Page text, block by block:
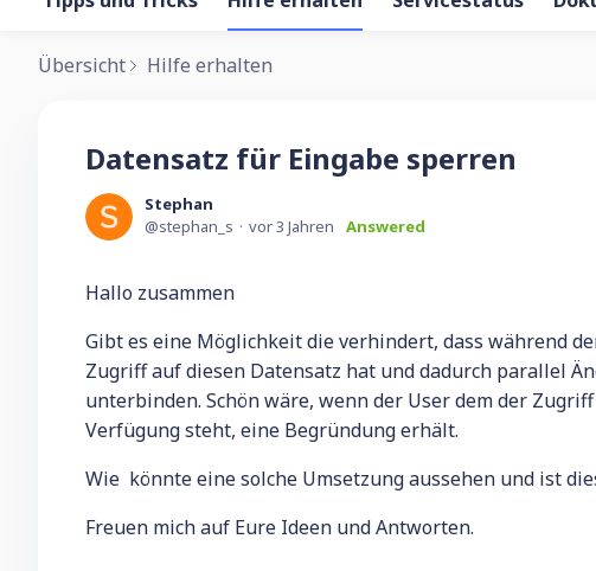
Übersicht Hilfe erhalten
Datensatz für Eingabe sperren
Stephan
stephan_s
vor 3 Jahren Answered
Hallo zusammen
Gibt es eine Möglichkeit die verhindert, dass während
Zugriff auf diesen Datensatz hat und dadurch parallel
unterbinden. Schön wäre, wenn der User dem der
Verfügung steht, eine Begründung erhält.
Wie könnte eine solche Umsetzung aussehen und ist
Freuen mich auf Eure Ideen und Antworten.